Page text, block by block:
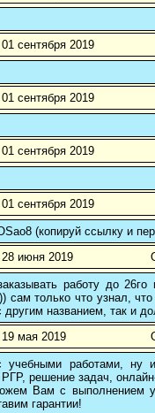
сентября 2019
сентября 2019
сентября 2019
сентября 2019
(копируй ссылку и
июня 2019
работу до
сам только что узнал,
другим названием, так и
мая 2019
работами, ну
решение задач,
Вам с выполнением
гарантии!